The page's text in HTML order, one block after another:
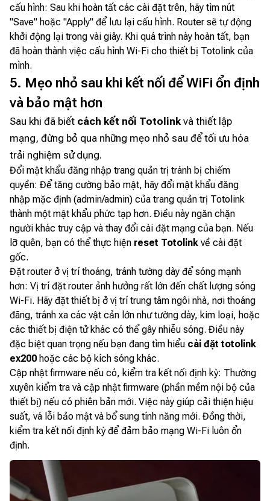
cấu hình: Sau khi hoàn tất các cài đặt trên, hãy tìm nút
"Save" hoặc "Apply" để lưu lại cấu hình. Router sẽ tự động
khởi động lại trong vài giây. Khi quá trình này hoàn tất, bạn
đã hoàn thành việc cấu hình Wi-Fi cho thiết bị Totolink của
mình.
5. Mẹo nhỏ sau khi kết nối để WiFi ổn định
và bảo mật hơn
Sau khi đã biết cách kết nối Totolinkvà thiết lập
mạng, đừng bỏ qua những mẹo nhỏ sau để tối ưu hóa
trải nghiệm sử dụng.
Đổi mật khẩu đăng nhập trang quản trị tránh bị chiếm
quyền: Để tăng cường bảo mật, hãy đổi mật khẩu đăng
nhập mặc định (admin/admin) của trang quản trị Totolink
thành một mật khẩu phức tạp hơn. Điều này ngăn chặn
người khác truy cập và thay đổi cài đặt mạng của bạn. Nếu
lỡ quên, bạn có thể thực hiện reset Totolink về cài đặt
gốc.
Đặt router ở vị trí thoáng, tránh tường dày để sóng mạnh
hơn: Vị trí đặt router ảnh hưởng rất lớn đến chất lượng sóng
Wi-Fi. Hãy đặt thiết bị ở vị trí trung tâm ngôi nhà, nơi thoáng
đãng, tránh xa các vật cản lớn như tường dày, kim loại, hoặc
các thiết bị điện tử khác có thể gây nhiễu sóng. Điều này
đặc biệt quan trọng nếu bạn đang tìm hiểu cài đặt totolink
ex200 hoặc các bộ kích sóng khác.
Cập nhật firmware nếu có, kiểm tra kết nối định kỳ: Thường
xuyên kiểm tra và cập nhật firmware (phần mềm nội bộ của
thiết bị) nếu có phiên bản mới. Việc này giúp cải thiện hiệu
suất, vá lỗi bảo mật và bổ sung tính năng mới. Đồng thời,
kiểm tra kết nối định kỳ để đảm bảo mạng Wi-Fi luôn ổn
định.